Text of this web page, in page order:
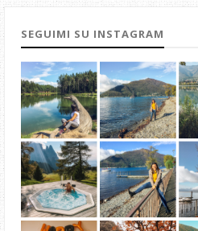
SEGUIMI SU INSTAGRAM